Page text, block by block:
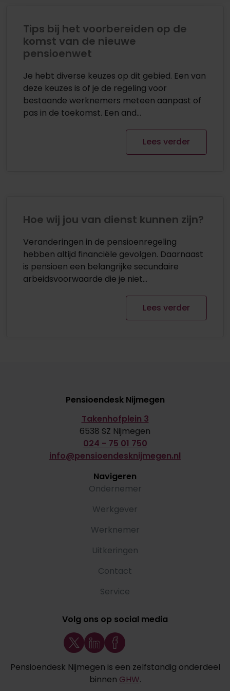
Tips bij het voorbereiden op de
komst van de nieuwe
pensioenwet
Je hebt diverse keuzes op dit gebied. Een van
deze keuzes is of je de regeling voor
bestaande werknemers meteen aanpast of
pas in de toekomst. Een and...
Lees verder
Hoe wij jou van dienst kunnen zijn?
Veranderingen in de pensioenregeling
hebben altijd financiële gevolgen. Daarnaast
is pensioen een belangrijke secundaire
arbeidsvoorwaarde die je niet...
Lees verder
Pensioendesk Nijmegen
Takenhofplein 3
6538 SZ Nijmegen
024 - 75 01 750
info@pensioendesknijmegen.nl
Navigeren
Ondernemer
Werkgever
Werknemer
Uitkeringen
Contact
Service
Volg ons op social media
Pensioendesk Nijmegen is een zelfstandig onderdeel
binnen GHW.